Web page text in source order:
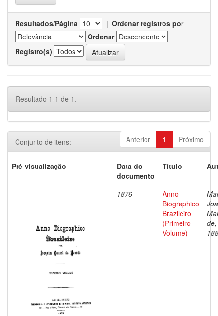
Resultados/Página | Ordenar registros por
Ordenar
Registro(s)
Resultado 1-1 de 1.
Anterior 1 Próximo
Conjunto de itens:
Pré-visualização
Data do
documento
Título
1876
Anno
Biographico
Brazileiro
(Primeiro
Volume)